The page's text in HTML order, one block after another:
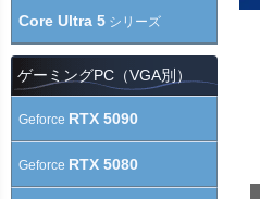
Core Ultra 5 シリーズ
ゲーミングPC（VGA別）
Geforce RTX 5090
Geforce RTX 5080